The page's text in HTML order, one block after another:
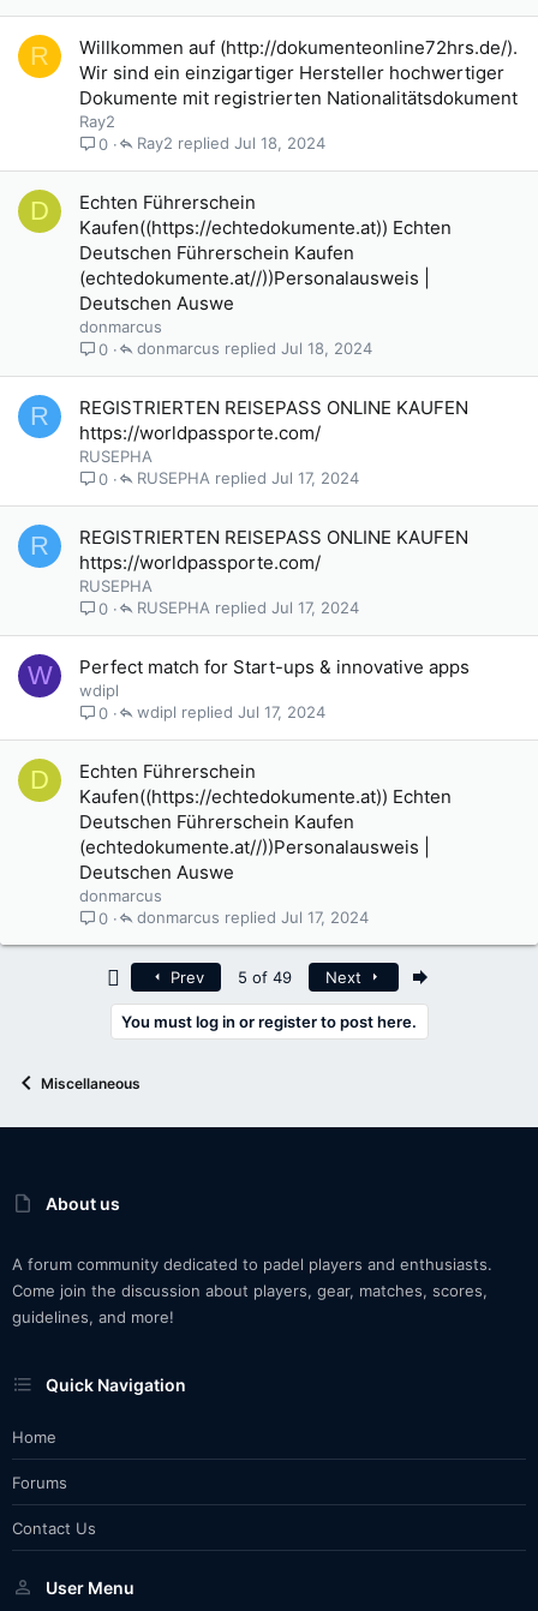
R
Willkommen auf (http://dokumenteonline72hrs.de/).
Wir sind ein einzigartiger Hersteller hochwertiger
Dokumente mit registrierten Nationalitätsdokument
Ray2
0
Jul 18, 2024
Ray2
D
Echten Führerschein
Kaufen((https://echtedokumente.at)) Echten
Deutschen Führerschein Kaufen
(echtedokumente.at//))Personalausweis |
Deutschen Auswe
donmarcus
0
Jul 18, 2024
donmarcus
R
REGISTRIERTEN REISEPASS ONLINE KAUFEN
https://worldpassporte.com/
RUSEPHA
0
Jul 17, 2024
RUSEPHA
R
REGISTRIERTEN REISEPASS ONLINE KAUFEN
https://worldpassporte.com/
RUSEPHA
0
Jul 17, 2024
RUSEPHA
W Perfect match for Start-ups & innovative apps
wdipl
0
Jul 17, 2024
wdipl
D
Echten Führerschein
Kaufen((https://echtedokumente.at)) Echten
Deutschen Führerschein Kaufen
(echtedokumente.at//))Personalausweis |
Deutschen Auswe
donmarcus
0
Jul 17, 2024
donmarcus
Prev 5 of 49 Next
You must log in or register to post here.
Miscellaneous
About us
A forum community dedicated to padel players and enthusiasts.
Come join the discussion about players, gear, matches, scores,
guidelines, and more!
Quick Navigation
Home
Forums
Contact Us
User Menu